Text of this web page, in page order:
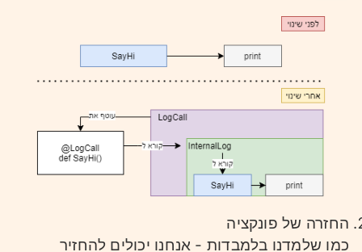
החזרה של פונקציה
כמו שלמדנו בלמבדות - אנחנו יכולים להחזיר